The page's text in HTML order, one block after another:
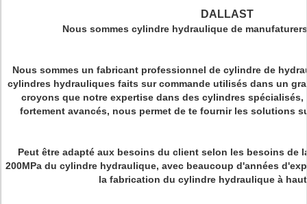
DALLAST
Nous sommes cylindre hydraulique de
Nous sommes un fabricant professionnel de cylindre de
cylindres hydrauliques faits sur commande utilisés dans un
croyons que notre expertise dans des cylindres
fortement avancés, nous permet de te fournir les solutions
Peut être adapté aux besoins du client selon les besoins de
200MPa du cylindre hydraulique, avec beaucoup d'années
la fabrication du cylindre hydraulique à